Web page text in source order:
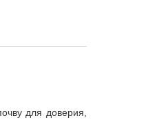
для доверия,